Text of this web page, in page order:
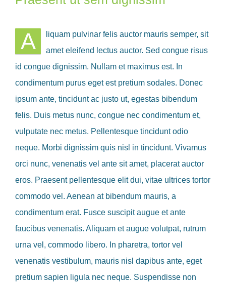
A
liquam pulvinar felis auctor mauris semper, sit
amet eleifend lectus auctor. Sed congue risus
id congue dignissim. Nullam et maximus est. In
condimentum purus eget est pretium sodales. Donec
ipsum ante, tincidunt ac justo ut, egestas bibendum
felis. Duis metus nunc, congue nec condimentum et,
vulputate nec metus. Pellentesque tincidunt odio
neque. Morbi dignissim quis nisl in tincidunt. Vivamus
orci nunc, venenatis vel ante sit amet, placerat auctor
eros. Praesent pellentesque elit dui, vitae ultrices tortor
commodo vel. Aenean at bibendum mauris, a
condimentum erat. Fusce suscipit augue et ante
faucibus venenatis. Aliquam et augue volutpat, rutrum
urna vel, commodo libero. In pharetra, tortor vel
venenatis vestibulum, mauris nisl dapibus ante, eget
pretium sapien ligula nec neque. Suspendisse non